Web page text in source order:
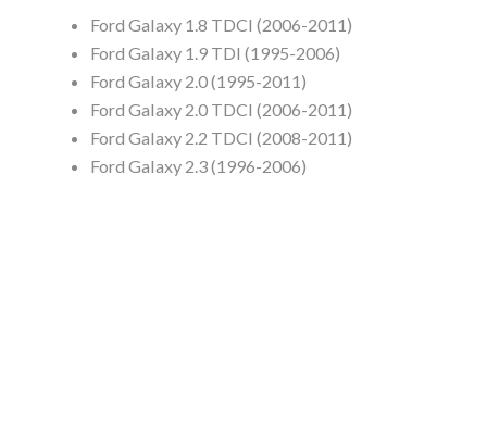
Ford Galaxy 1.8 TDCI (2006-2011)
Ford Galaxy 1.9 TDI (1995-2006)
Ford Galaxy 2.0 (1995-2011)
Ford Galaxy 2.0 TDCI (2006-2011)
Ford Galaxy 2.2 TDCI (2008-2011)
Ford Galaxy 2.3 (1996-2006)